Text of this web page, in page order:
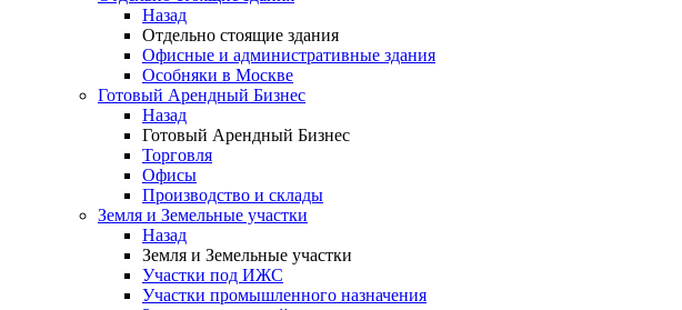
Назад
Отдельно стоящие здания
Офисные и административные здания
Особняки в Москве
Готовый Арендный Бизнес
Назад
Готовый Арендный Бизнес
Торговля
Офисы
Производство и склады
Земля и Земельные участки
Назад
Земля и Земельные участки
Участки под ИЖС
Участки промышленного назначения